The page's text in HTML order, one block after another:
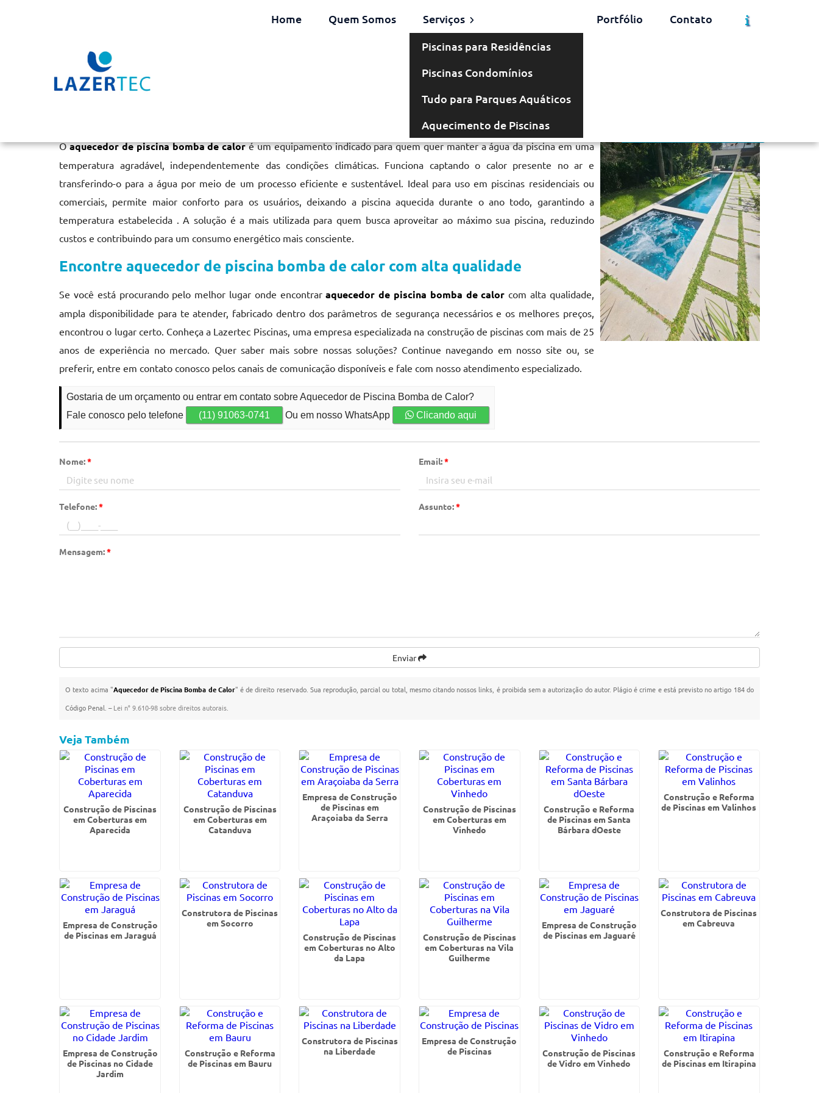
Home Quem Somos
Serviços
Piscinas para Residências
Piscinas Condomínios
Tudo para Parques Aquáticos
Aquecimento de Piscinas
Portfólio Contato
Aquecedor de Piscina Bomba de Calor
Oaquecedor de piscina bomba de caloré um equipamento indicado para quem quer manter a água da piscina em uma
temperatura agradável, independentemente das condições climáticas. Funciona captando o calor presente no ar e
transferindo-o para a água por meio de um processo eficiente e sustentável. Ideal para uso em piscinas residenciais ou
comerciais, permite maior conforto para os usuários, deixando a piscina aquecida durante o ano todo, garantindo a
temperatura estabelecida . A solução é a mais utilizada para quem busca aproveitar ao máximo sua piscina, reduzindo
custos e contribuindo para um consumo energético mais consciente.
Encontre aquecedor de piscina bomba de calor com alta qualidade
Se você está procurando pelo melhor lugar onde encontraraquecedor de piscina bomba de calor com alta qualidade,
ampla disponibilidade para te atender, fabricado dentro dos parâmetros de segurança necessários e os melhores preços,
encontrou o lugar certo. Conheça a Lazertec Piscinas, uma empresa especializada na construção de piscinas com mais de 25
anos de experiência no mercado. Quer saber mais sobre nossas soluções? Continue navegando em nosso site ou, se
preferir, entre em contato conosco pelos canais de comunicação disponíveis e fale com nosso atendimento especializado.
Gostaria de um orçamento ou entrar em contato sobre Aquecedor de Piscina Bomba de Calor?
Fale conosco pelo telefone
(11) 91063-0741 Ou em nosso WhatsApp Clicando aqui
Nome:* Email:*
Telefone:* Assunto:*
Mensagem:*
Enviar
O texto acima "Aquecedor de Piscina Bomba de Calor" é de direito reservado. Sua reprodução, parcial ou total, mesmo citando nossos links, é proibida sem a autorização do autor. Plágio é crime e está previsto no artigo 184 do
Código Penal. –Lei n° 9.610-98 sobre direitos autorais
Veja Também
Construção de Piscinas
em Coberturas em
Aparecida
Construção de Piscinas
em Coberturas em
Catanduva
Empresa de Construção
de Piscinas em
Araçoiaba da Serra
Construção de Piscinas
em Coberturas em
Vinhedo
Construção e Reforma
de Piscinas em Santa
Bárbara dOeste
Construção e Reforma
de Piscinas em Valinhos
Empresa de Construção
de Piscinas em Jaraguá
Construtora de Piscinas
em Socorro
Construção de Piscinas
em Coberturas no Alto
da Lapa
Construção de Piscinas
em Coberturas na Vila
Guilherme
Empresa de Construção
de Piscinas em Jaguaré
Construtora de Piscinas
em Cabreuva
Empresa de Construção
de Piscinas no Cidade
Jardim
Construção e Reforma
de Piscinas em Bauru
Construtora de Piscinas
na Liberdade
Empresa de Construção
de Piscinas
Construção de Piscinas
de Vidro em Vinhedo
Construção e Reforma
de Piscinas em Itirapina